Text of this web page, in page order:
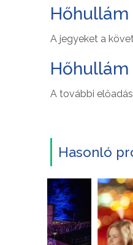
A jegyeket a
A további
Hasonló